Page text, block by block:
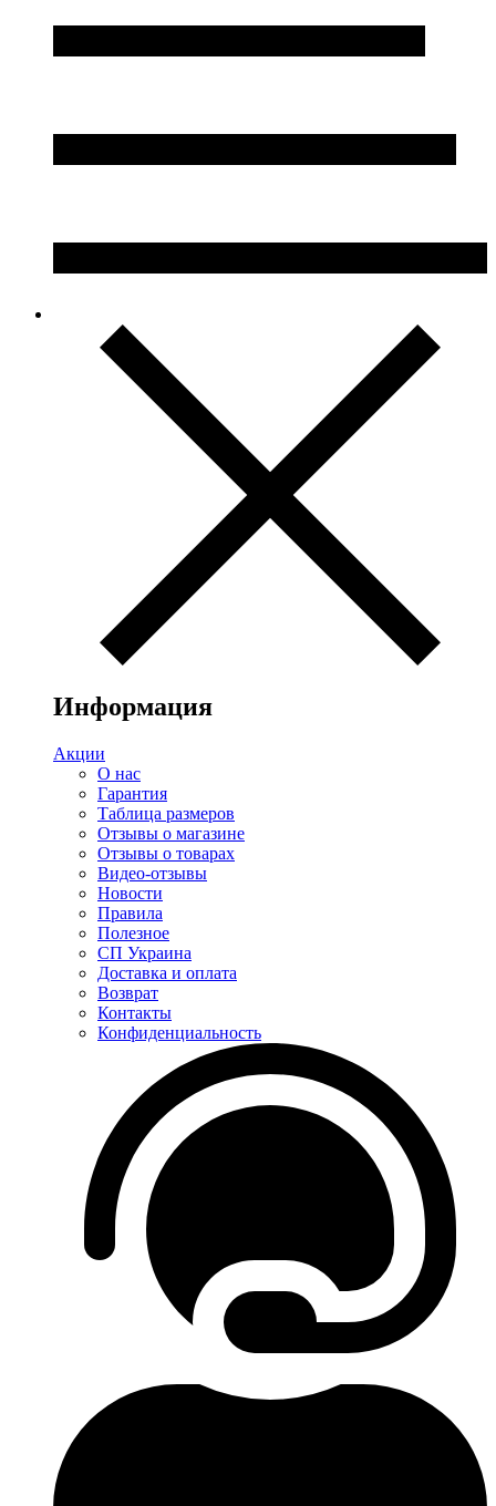
Информация
Акции
О нас
Гарантия
Таблица размеров
Отзывы о магазине
Отзывы о товарах
Видео-отзывы
Новости
Правила
Полезное
СП Украина
Доставка и оплата
Возврат
Контакты
Конфиденциальность